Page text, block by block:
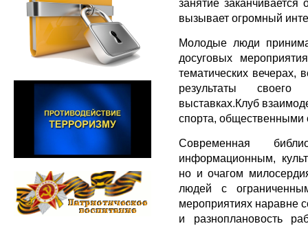
вызывает огромный
Молодые люди
досуговых
тематических вечерах,
результаты
выставках.Клуб
спорта, общественными
Современная
информационным,
но и очагом
людей с
мероприятиях наравне
и разноплановость